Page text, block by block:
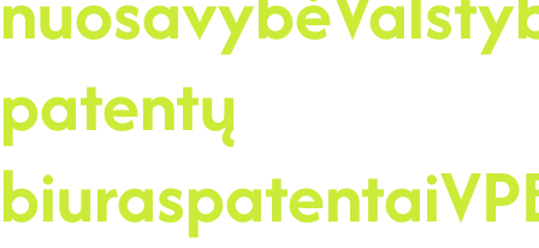
patentų
biuraspatentai